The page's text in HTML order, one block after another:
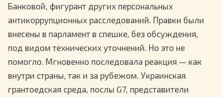
Банковой, фигурант других персональных
антикоррупционных расследований. Правки были
внесены в парламент в спешке, без обсуждения,
под видом технических уточнений. Но это не
помогло. Мгновенно последовала реакция — как
внутри страны, так и за рубежом. Украинская
грантоедская среда, послы G7, представители